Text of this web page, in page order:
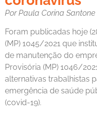
Por Paula Corina Santone
Foram publicadas hoje
(MP) 1045/2021 que
de manutenção do
Provisória (MP) 1046/
alternativas trabalhistas
emergência de saúde
(covid-19).